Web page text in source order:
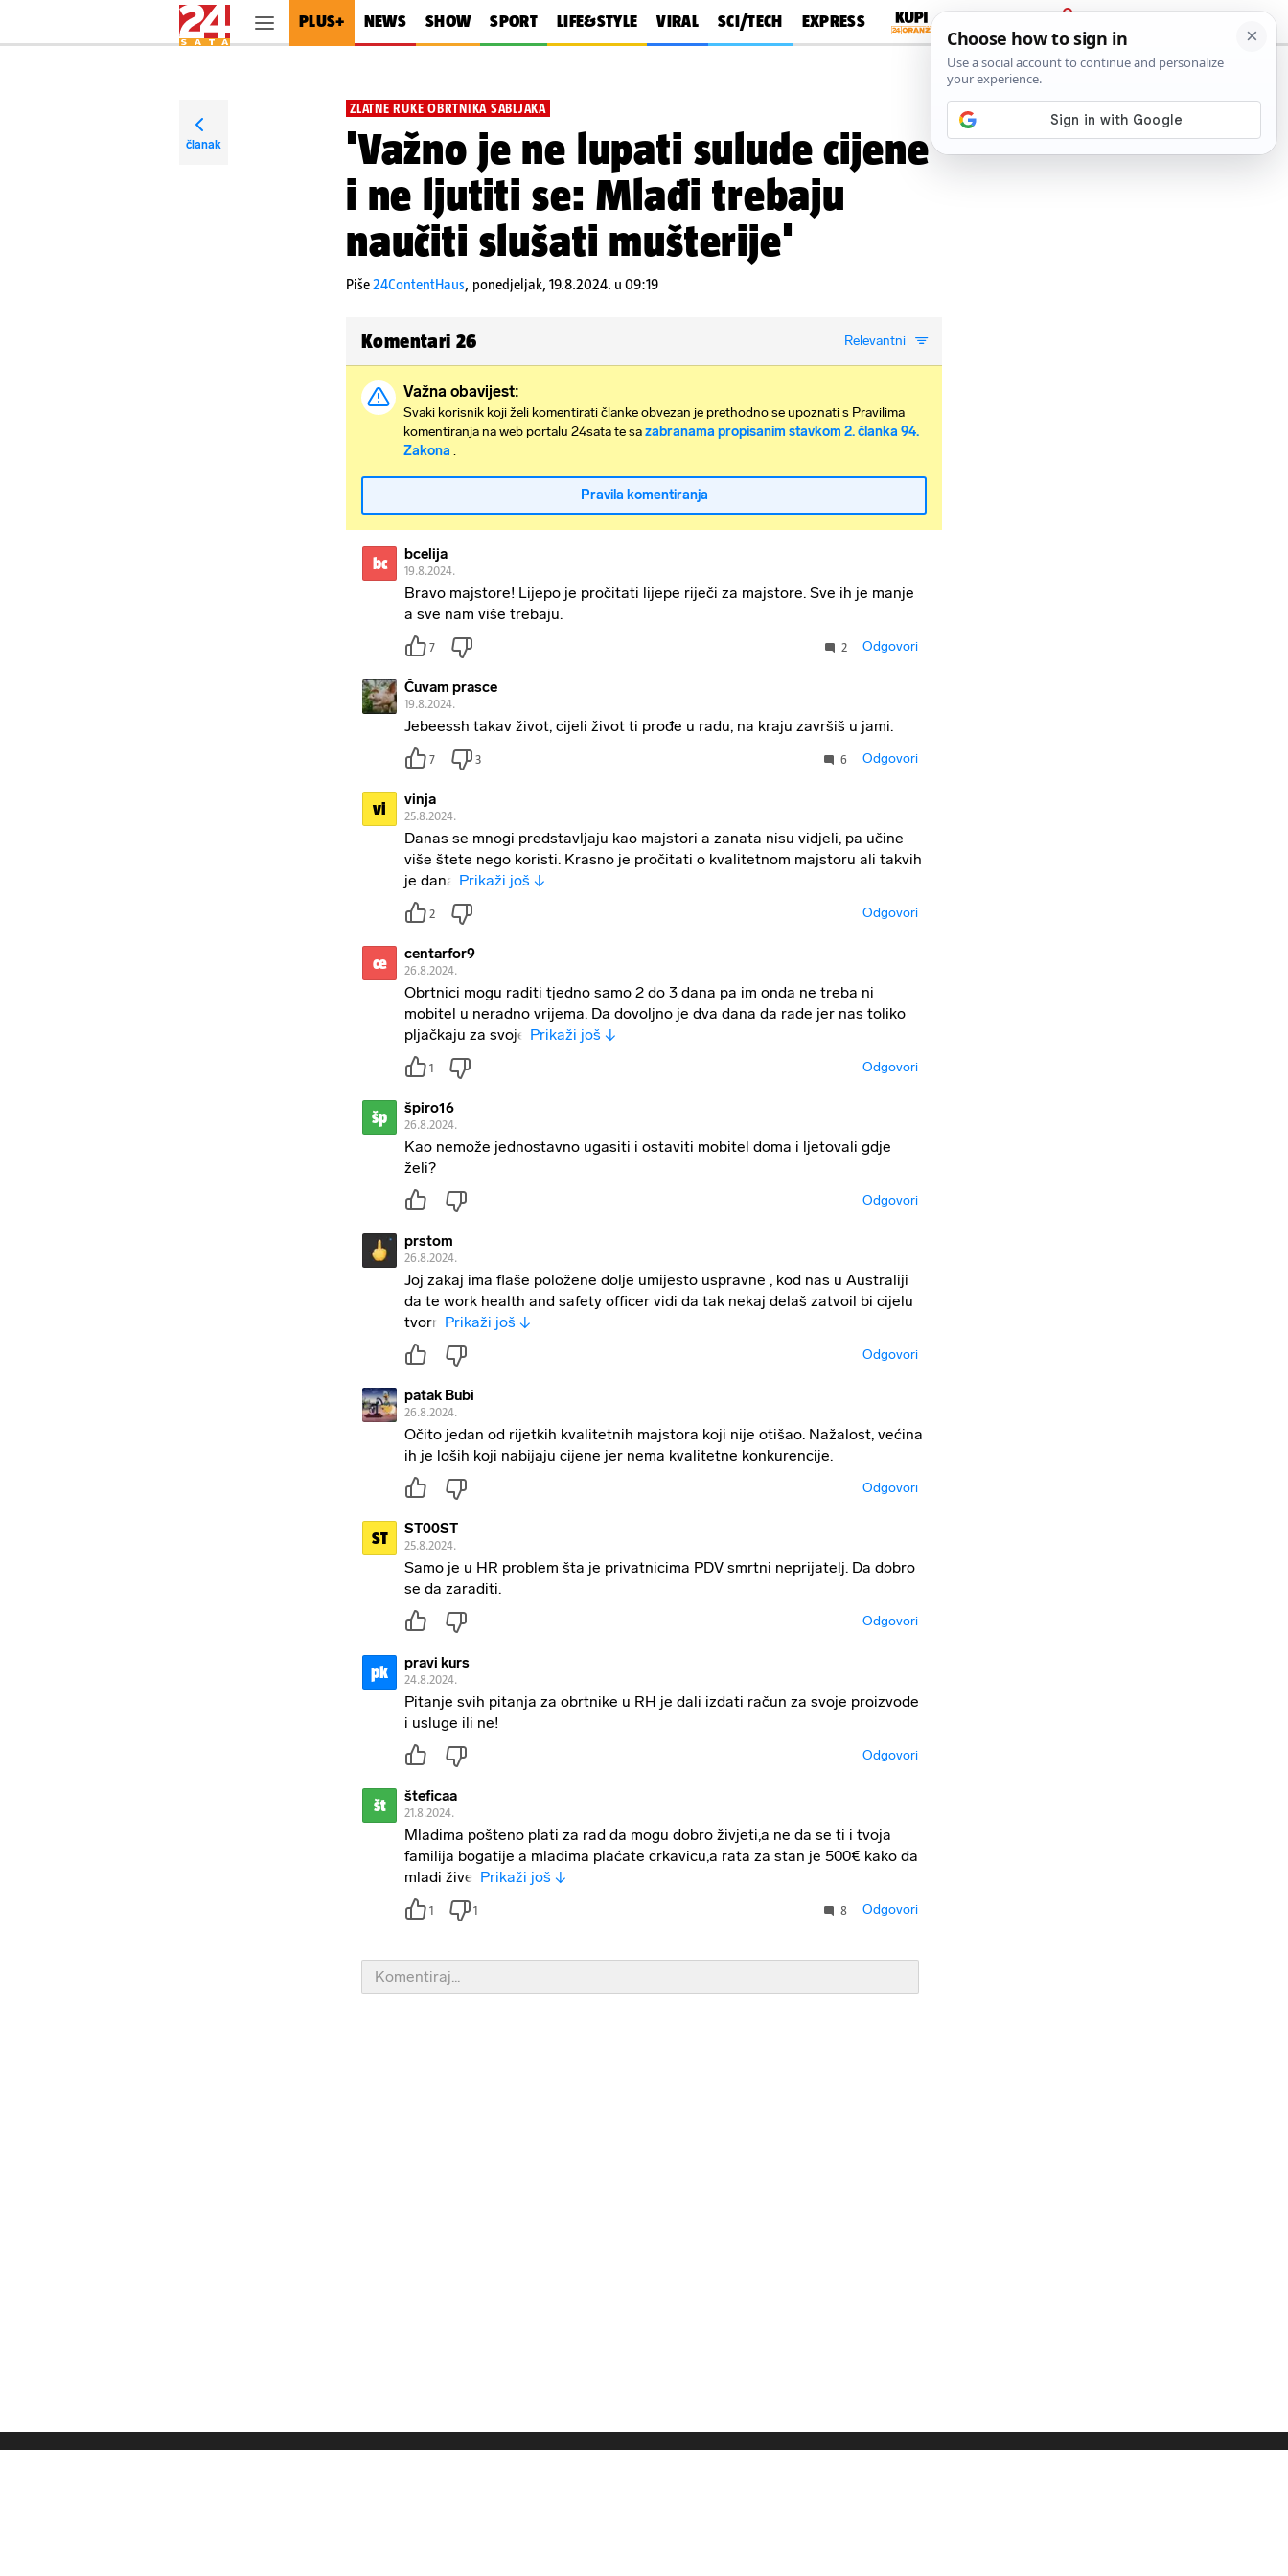
PLUS+ NEWS SHOW SPORT LIFE&STYLE VIRAL SCI/TECH EXPRESS
PRIJAVA
članak
ZLATNE RUKE OBRTNIKA SABLJAKA
'Važno je ne lupati sulude cijene
i ne ljutiti se: Mlađi trebaju
naučiti slušati mušterije'
Piše24ContentHaus, ponedjeljak, 19.8.2024. u 09:19
Komentari 26 Relevantni
Važna obavijest:
Svaki korisnik koji želi komentirati članke obvezan je prethodno se upoznati s Pravilima
komentiranja na web portalu 24sata te sazabranama propisanim stavkom 2. članka 94.
Zakona .
Pravila komentiranja
bc bcelija
19.8.2024.
Bravo majstore! Lijepo je pročitati lijepe riječi za majstore. Sve ih je manje
a sve nam više trebaju.
7 2 Odgovori
Čuvam prasce
19.8.2024.
Jebeessh takav život, cijeli život ti prođe u radu, na kraju završiš u jami.
7 3 6 Odgovori
vi vinja
25.8.2024.
Danas se mnogi predstavljaju kao majstori a zanata nisu vidjeli, pa učine
više štete nego koristi. Krasno je pročitati o kvalitetnom majstoru ali takvih
je dana Prikaži još ↓
2 Odgovori
ce centarfor9
26.8.2024.
Obrtnici mogu raditi tjedno samo 2 do 3 dana pa im onda ne treba ni
mobitel u neradno vrijema. Da dovoljno je dva dana da rade jer nas toliko
pljačkaju za svoje Prikaži još ↓
1 Odgovori
šp špiro16
26.8.2024.
Kao nemože jednostavno ugasiti i ostaviti mobitel doma i ljetovali gdje
želi?
Odgovori
prstom
26.8.2024.
Joj zakaj ima flaše položene dolje umijesto uspravne , kod nas u Australiji
da te work health and safety officer vidi da tak nekaj delaš zatvoil bi cijelu
tvorn Prikaži još ↓
Odgovori
patak Bubi
26.8.2024.
Očito jedan od rijetkih kvalitetnih majstora koji nije otišao. Nažalost, većina
ih je loših koji nabijaju cijene jer nema kvalitetne konkurencije.
Odgovori
ST ST00ST
25.8.2024.
Samo je u HR problem šta je privatnicima PDV smrtni neprijatelj. Da dobro
se da zaraditi.
Odgovori
pk pravi kurs
24.8.2024.
Pitanje svih pitanja za obrtnike u RH je dali izdati račun za svoje proizvode
i usluge ili ne!
Odgovori
št šteficaa
21.8.2024.
Mladima pošteno plati za rad da mogu dobro živjeti,a ne da se ti i tvoja
familija bogatije a mladima plaćate crkavicu,a rata za stan je 500€ kako da
mladi žive. Prikaži još ↓
1 1 8 Odgovori